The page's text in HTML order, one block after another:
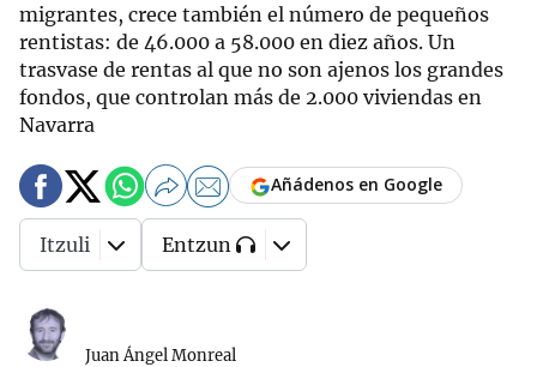
migrantes, crece también el número de pequeños
rentistas: de 46.000 a 58.000 en diez años. Un
trasvase de rentas al que no son ajenos los grandes
fondos, que controlan más de 2.000 viviendas en
Navarra
Juan Ángel Monreal
Añádenos en Google
Itzuli Entzun